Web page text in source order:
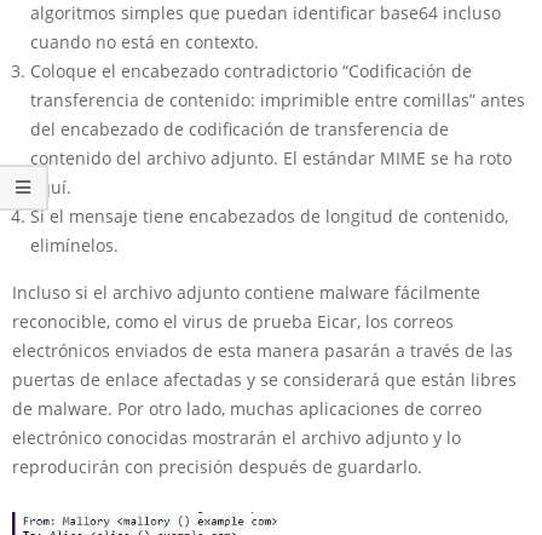
algoritmos simples que puedan identificar base64 incluso
cuando no está en contexto.
Coloque el encabezado contradictorio “Codificación de
transferencia de contenido: imprimible entre comillas” antes
del encabezado de codificación de transferencia de
contenido del archivo adjunto. El estándar MIME se ha roto
aquí.
Si el mensaje tiene encabezados de longitud de contenido,
elimínelos.
Incluso si el archivo adjunto contiene malware fácilmente
reconocible, como el virus de prueba Eicar, los correos
electrónicos enviados de esta manera pasarán a través de las
puertas de enlace afectadas y se considerará que están libres
de malware. Por otro lado, muchas aplicaciones de correo
electrónico conocidas mostrarán el archivo adjunto y lo
reproducirán con precisión después de guardarlo.